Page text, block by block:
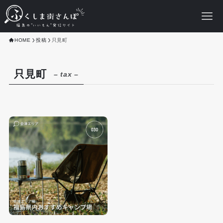
HOME 投稿 只見町
只見町 – tax –